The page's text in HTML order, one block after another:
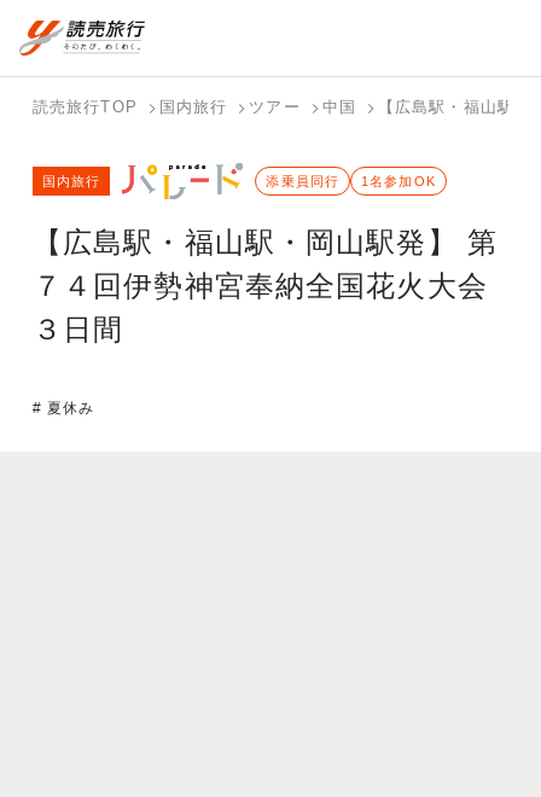
国内旅行トップ
バスツアー
を探す
個人旅行
（ブーケ）を探す
ら探す
テーマから写真から探
海外旅行トップ
海外特集か
ら探す
テーマから
探す
す
読売旅行TOP 国内旅行 ツアー 中国 【広島駅・福山駅・
【広島駅・福山駅・岡山駅発】 第
７４回伊勢神宮奉納全国花火大会
３日間
国内旅行 添乗員同行 1名参加OK
# 夏休み